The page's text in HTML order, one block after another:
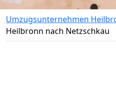
Umzugsunternehmen
Heilbronn nach Netzschkau